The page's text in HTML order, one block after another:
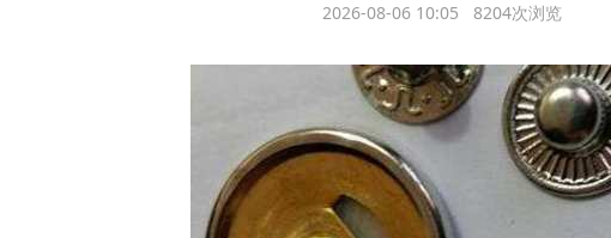
2026-08-06 10:05 8204次浏览